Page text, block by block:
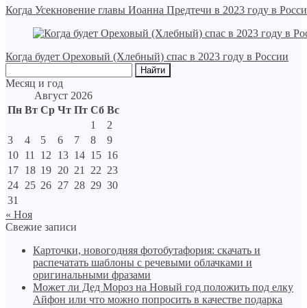
Когда Усекновение главы Иоанна Предтечи в 2023 году в
Когда будет Ореховый (Хлебный) спас в 2023 году в России
Месяц и год
Август 2026
Пн Вт Ср Чт Пт Сб Вс
1
2
3
4 5 6 7 8
9
10 11 12 13 14 15 16
17 18 19 20 21 22 23
24 25 26 27 28 29 30
31
« Ноя
Свежие записи
Карточки, новогодняя фотобутафория: скачать и
распечатать шаблоны с речевыми облачками и
оригинальными фразами
Может ли Дед Мороз на Новый год положить под елку
Айфон или что можно попросить в качестве подарка